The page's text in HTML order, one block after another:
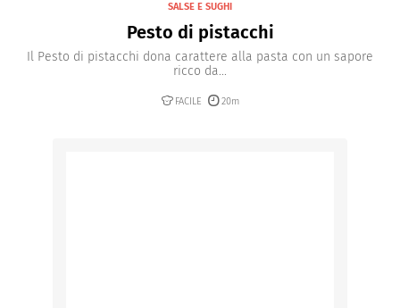
SALSE E SUGHI
Pesto di pistacchi
Il Pesto di pistacchi dona carattere alla pasta con un sapore
ricco da...
FACILE 20m